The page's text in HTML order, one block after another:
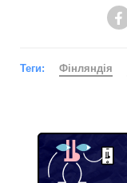
Теги: Фінляндія